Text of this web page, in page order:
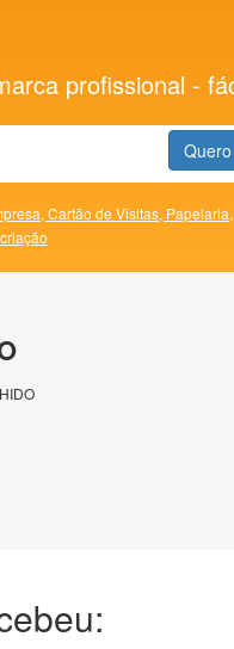
profissional -
Cartão de Visitas, Papelaria,